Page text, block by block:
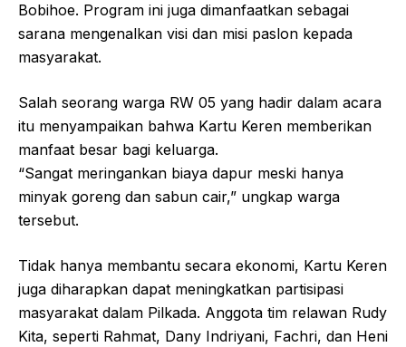
Bobihoe. Program ini juga dimanfaatkan sebagai
sarana mengenalkan visi dan misi paslon kepada
masyarakat.
Salah seorang warga RW 05 yang hadir dalam acara
itu menyampaikan bahwa Kartu Keren memberikan
manfaat besar bagi keluarga.
“Sangat meringankan biaya dapur meski hanya
minyak goreng dan sabun cair,” ungkap warga
tersebut.
Tidak hanya membantu secara ekonomi, Kartu Keren
juga diharapkan dapat meningkatkan partisipasi
masyarakat dalam Pilkada. Anggota tim relawan Rudy
Kita, seperti Rahmat, Dany Indriyani, Fachri, dan Heni